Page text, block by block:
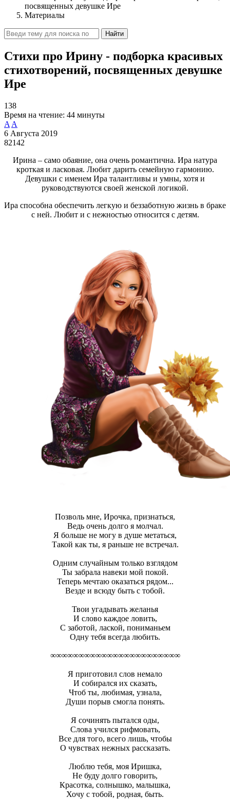
посвященных девушке Ире
Материалы
Найти
Стихи про Ирину - подборка красивых
стихотворений, посвященных девушке
Ире
138
Время на чтение: 44 минуты
A A
6 Августа 2019
82142
Ирина – само обаяние, она очень романтична. Ира натура
кроткая и ласковая. Любит дарить семейную гармонию.
Девушки с именем Ира талантливы и умны, хотя и
руководствуются своей женской логикой.
Ира способна обеспечить легкую и беззаботную жизнь в браке
с ней. Любит и с нежностью относится с детям.
Позволь мне, Ирочка, признаться,
Ведь очень долго я молчал.
Я больше не могу в душе метаться,
Такой как ты, я раньше не встречал.
Одним случайным только взглядом
Ты забрала навеки мой покой.
Теперь мечтаю оказаться рядом...
Везде и всюду быть с тобой.
Твои угадывать желанья
И слово каждое ловить,
С заботой, лаской, пониманьем
Одну тебя всегда любить.
∞∞∞∞∞∞∞∞∞∞∞∞∞∞∞∞∞∞∞∞∞∞∞
Я приготовил слов немало
И собирался их сказать,
Чтоб ты, любимая, узнала,
Души порыв смогла понять.
Я сочинять пытался оды,
Слова учился рифмовать,
Все для того, всего лишь, чтобы
О чувствах нежных рассказать.
Люблю тебя, моя Иришка,
Не буду долго говорить,
Красотка, солнышко, малышка,
Хочу с тобой, родная, быть.